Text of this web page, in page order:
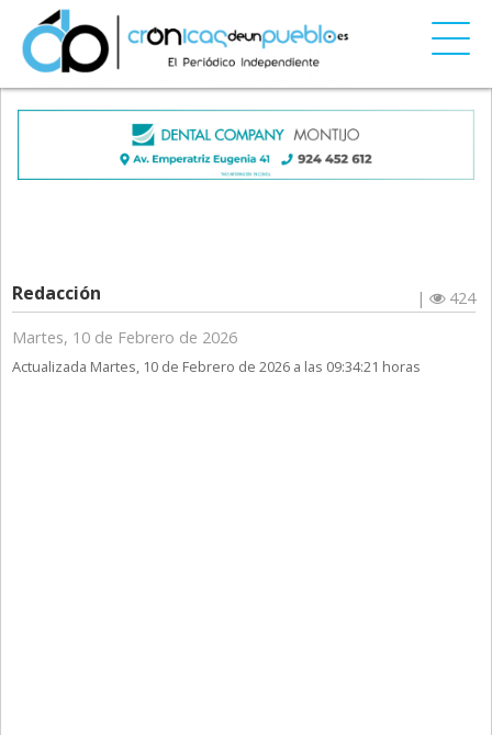
Redacción |
424
Martes, 10 de Febrero de 2026
Actualizada Martes, 10 de Febrero de 2026 a las 09:34:21 horas